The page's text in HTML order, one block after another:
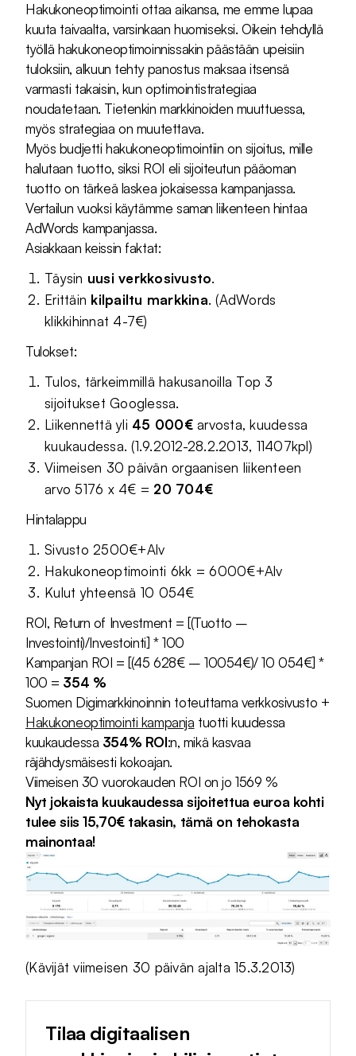
Hakukoneoptimointi ottaa aikansa, me emme lupaa
kuuta taivaalta, varsinkaan huomiseksi. Oikein tehdyllä
työllä hakukoneoptimoinnissakin päästään upeisiin
tuloksiin, alkuun tehty panostus maksaa itsensä
varmasti takaisin, kun optimointistrategiaa
noudatetaan. Tietenkin markkinoiden muuttuessa,
myös strategiaa on muutettava.
Myös budjetti hakukoneoptimointiin on sijoitus, mille
halutaan tuotto, siksi ROI eli sijoiteutun pääoman
tuotto on tärkeä laskea jokaisessa kampanjassa.
Vertailun vuoksi käytämme saman liikenteen hintaa
AdWords kampanjassa.
Asiakkaan keissin faktat:
Täysin uusi verkkosivusto.
Erittäin kilpailtu markkina. (AdWords
klikkihinnat 4-7€)
Tulokset:
Tulos, tärkeimmillä hakusanoilla Top 3
sijoitukset Googlessa.
Liikennettä yli 45 000€arvosta, kuudessa
kuukaudessa. (1.9.2012-28.2.2013, 11407kpl)
Viimeisen 30 päivän orgaanisen liikenteen
arvo 5176 x 4€ = 20 704€
Hintalappu
Sivusto 2500€+Alv
Hakukoneoptimointi 6kk = 6000€+Alv
Kulut yhteensä 10 054€
ROI, Return of Investment = [(Tuotto –
Investointi)/Investointi] * 100
Kampanjan ROI = [(45 628€ – 10054€)/ 10 054€] *
100 = 354 %
Suomen Digimarkkinoinnin toteuttama verkkosivusto +
Hakukoneoptimointi kampanja tuotti kuudessa
kuukaudessa 354% ROI:n, mikä kasvaa
räjähdysmäisesti kokoajan.
Viimeisen 30 vuorokauden ROI on jo 1569 %
Nyt jokaista kuukaudessa sijoitettua euroa kohti
tulee siis 15,70€ takasin, tämä on tehokasta
mainontaa!
(Kävijät viimeisen 30 päivän ajalta 15.3.2013)
Tilaa digitaalisen